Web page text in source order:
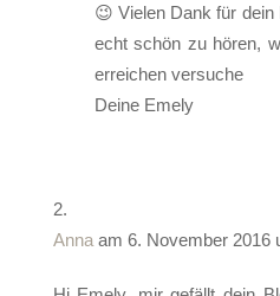
😉 Vielen Dank für
echt schön zu hören,
erreichen versuche
Deine Emely
Anna am 6. November 2016